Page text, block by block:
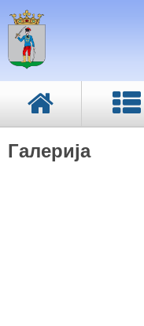
Галерија